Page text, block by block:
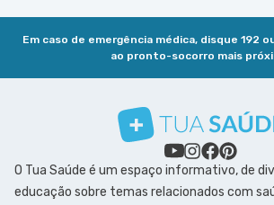
Em caso de emergência médica, disque 192
ao pronto-socorro mais
O Tua Saúde é um espaço informativo, de
educação sobre temas relacionados com